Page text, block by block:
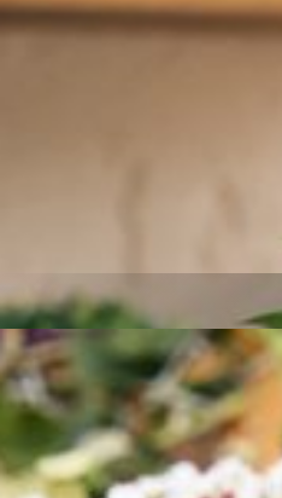
Unsere Sträuße für
ZurSträuße für jeden Anlass